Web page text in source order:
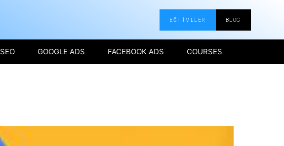
EĞİTİMLLER BLOG
SEO GOOGLE ADS FACEBOOK ADS COURSES